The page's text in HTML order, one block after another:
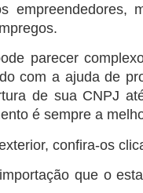
empreendedores,
parecer
com a ajuda de
de sua CNPJ
é sempre a
confira-os
que o